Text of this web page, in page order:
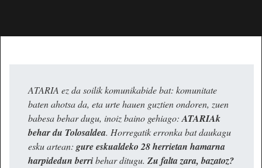
ATARIA ez da soilik komunikabide bat: komunitate
baten ahotsa da, eta urte hauen guztien ondoren, zuen
babesa behar dugu, inoiz baino gehiago:ATARIAk
behar du Tolosaldea. Horregatik erronka bat daukagu
esku artean: gure eskualdeko 28 herrietan hamarna
harpidedun berribehar ditugu. Zu falta zara, bazatoz?